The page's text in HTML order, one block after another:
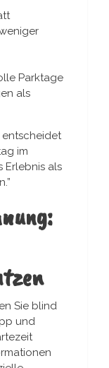
Parktage
als
entscheidet
im
Erlebnis als
Sie blind
und